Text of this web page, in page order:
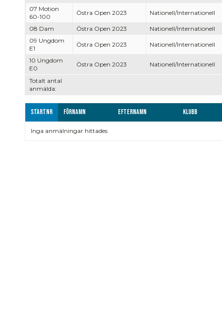
Totalt antal
anmälda:
07 Motion
60-100
Östra Open 2023 Nationell/Internationell
08 Dam Östra Open 2023
Nationell/Internationell
09 Ungdom
E1
Östra Open 2023 Nationell/Internationell
10 Ungdom
E0
Östra Open 2023 Nationell/Internationell
Startnr Förnamn Efternamn Klubb
Inga anmälningar hittades